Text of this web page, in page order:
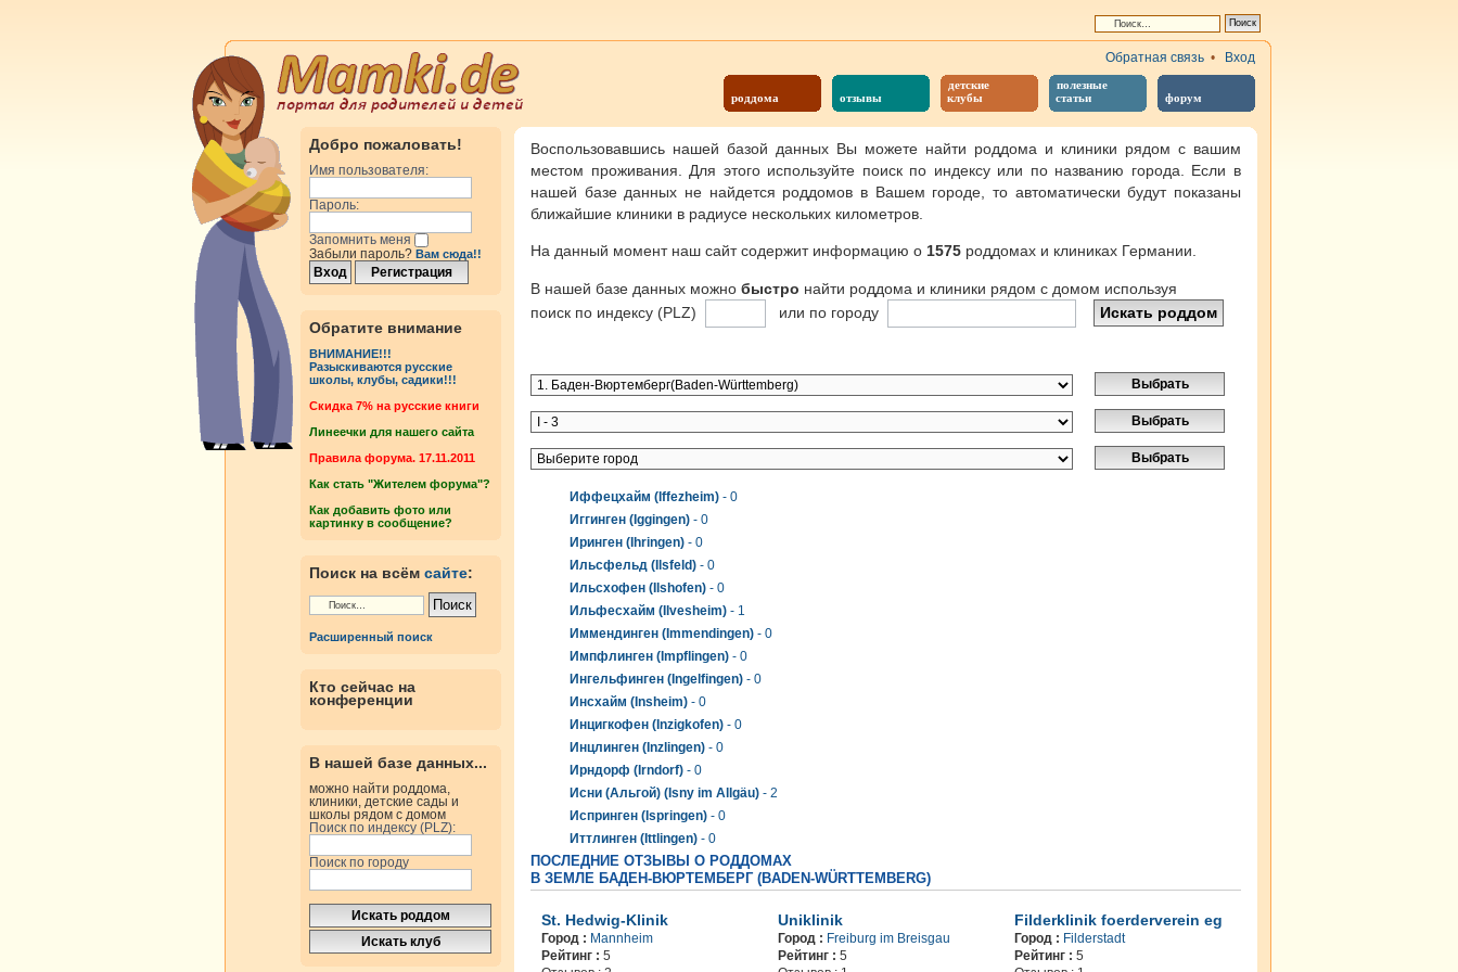
роддома отзывы
детские
клубы
полезные
статьи
форум
Обратная связь • Вход
Добро пожаловать!
Имя пользователя:
Пароль:
Запомнить меня
Забыли пароль? Вам сюда!!
Обратите внимание
ВНИМАНИЕ!!!
Разыскиваются русские
школы, клубы, садики!!!
Cкидка 7% на русские книги
Линеечки для нашего сайта
Правила форума. 17.11.2011
Как стать "Жителем форума"?
Как добавить фото или
картинку в сообщение?
Поиск на всём сайте:
Расширенный поиск
Кто сейчас на
конференции
В нашей базе данных...
можно найти роддома,
клиники, детские сады и
школы рядом с домом
Поиск по индексу (PLZ):
Поиск по городу
Воспользовавшись нашей базой данных Вы можете найти роддома и клиники рядом с вашим
местом проживания. Для этого используйте поиск по индексу или по названию города. Если в
нашей базе данных не найдется роддомов в Вашем городе, то автоматически будут показаны
ближайшие клиники в радиусе нескольких километров.
На данный момент наш сайт содержит информацию о 1575 роддомах и клиниках Германии.
В нашей базе данных можно быстро найти роддома и клиники рядом с домом используя
поиск по индексу (PLZ)
или по городу
Иффецхайм (Iffezheim) - 0
Иггинген (Iggingen) - 0
Иринген (Ihringen) - 0
Ильсфельд (Ilsfeld) - 0
Ильсхофен (Ilshofen) - 0
Ильфесхайм (Ilvesheim) - 1
Иммендинген (Immendingen) - 0
Импфлинген (Impflingen) - 0
Ингельфинген (Ingelfingen) - 0
Инсхайм (Insheim) - 0
Инцигкофен (Inzigkofen) - 0
Инцлинген (Inzlingen) - 0
Ирндорф (Irndorf) - 0
Исни (Альгой) (Isny im Allgäu) - 2
Испринген (Ispringen) - 0
Иттлинген (Ittlingen) - 0
ПОСЛЕДНИЕ ОТЗЫВЫ О РОДДОМАХ
В ЗЕМЛЕ БАДЕН-ВЮРТЕМБЕРГ (BADEN-WÜRTTEMBERG)
St. Hedwig-Klinik
Город : Mannheim
Рейтинг : 5
Uniklinik
Город : Freiburg im Breisgau
Рейтинг : 5
Filderklinik foerderverein eg
Город : Filderstadt
Рейтинг : 5